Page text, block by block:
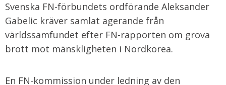
Svenska FN-förbundets ordförande Aleksander
Gabelic kräver samlat agerande från
världssamfundet efter FN-rapporten om grova
brott mot mänskligheten i Nordkorea.
En FN-kommission under ledning av den